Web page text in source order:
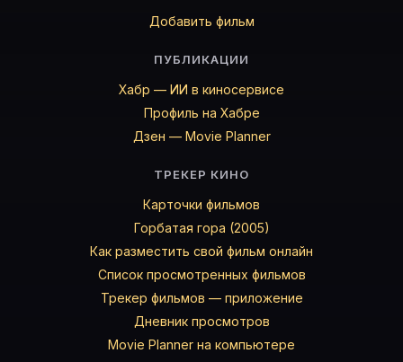
Добавить фильм
ПУБЛИКАЦИИ
Хабр — ИИ в киносервисе
Профиль на Хабре
Дзен — Movie Planner
ТРЕКЕР КИНО
Карточки фильмов
Горбатая гора (2005)
Как разместить свой фильм онлайн
Список просмотренных фильмов
Трекер фильмов — приложение
Дневник просмотров
Movie Planner на компьютере